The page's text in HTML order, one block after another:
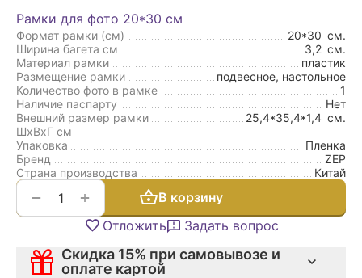
Рамки для фото 20*30 см
Формат рамки (см) 20*30 см.
Ширина багета см
3,2 см.
Материал рамки
пластик
Размещение рамки
подвесное, настольное
Количество фото в рамке
1
Наличие паспарту
Нет
Внешний размер рамки
ШxВxГ см
25,4*35,4*1,4 см.
Упаковка
Пленка
Бренд
ZEP
Страна производства
Китай
+
−
В корзину
Отложить
Задать вопрос
Скидка 15% при самовывозе и
оплате картой